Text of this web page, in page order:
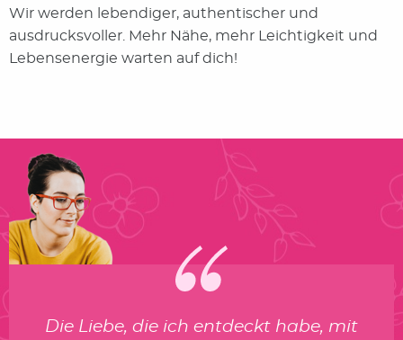
Wir werden lebendiger, authentischer und
ausdrucksvoller. Mehr Nähe, mehr Leichtigkeit und
Lebensenergie warten auf dich!
Die Liebe, die ich entdeckt habe, mit